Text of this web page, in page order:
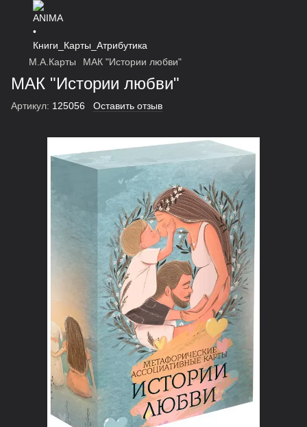
М.А.Карты МАК "Истории любви"
МАК "Истории любви"
Артикул: 125056 Оставить отзыв